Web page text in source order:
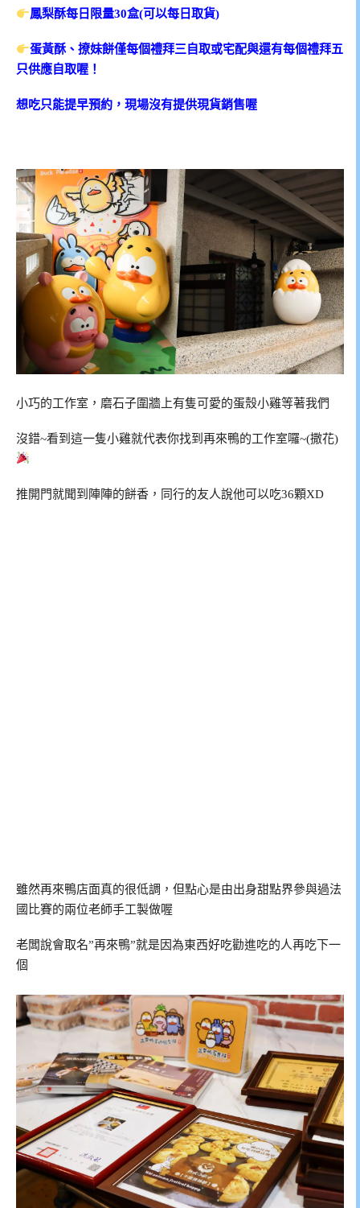
鳳梨酥每日限量30盒(可以每日取貨)
蛋黃酥、撩妹餅僅每個禮拜三自取或宅配與還有每個禮拜五
只供應自取喔！
想吃只能提早預約，現場沒有提供現貨銷售喔
小巧的工作室，磨石子圍牆上有隻可愛的蛋殼小雞等著我們
沒錯~看到這一隻小雞就代表你找到再來鴨的工作室囉~(撒花)
推開門就聞到陣陣的餅香，同行的友人說他可以吃36顆XD
雖然再來鴨店面真的很低調，但點心是由出身甜點界參與過法
國比賽的兩位老師手工製做喔
老闆說會取名”再來鴨”就是因為東西好吃勸進吃的人再吃下一
個